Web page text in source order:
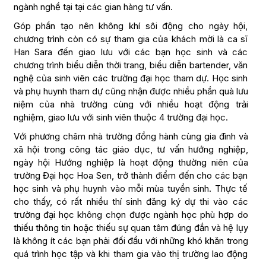
ngành nghề tại tại các gian hàng tư vấn.
Góp phần tạo nên không khí sôi động cho ngày hội,
chương trình còn có sự tham gia của khách mời là ca sĩ
Han Sara đến giao lưu với các bạn học sinh và các
chương trình biểu diễn thời trang, biểu diễn bartender, văn
nghệ của sinh viên các trường đại học tham dự. Học sinh
và phụ huynh tham dự cũng nhận được nhiều phần quà lưu
niệm của nhà trường cùng với nhiều hoạt động trải
nghiệm, giao lưu với sinh viên thuộc 4 trường đại học.
Với phương châm nhà trường đồng hành cùng gia đình và
xã hội trong công tác giáo dục, tư vấn hướng nghiệp,
ngày hội Hướng nghiệp là hoạt động thường niên của
trường Đại học Hoa Sen, trở thành điểm đến cho các bạn
học sinh và phụ huynh vào mỗi mùa tuyển sinh. Thực tế
cho thấy, có rất nhiều thí sinh đăng ký dự thi vào các
trường đại học không chọn được ngành học phù hợp do
thiếu thông tin hoặc thiếu sự quan tâm đúng đắn và hệ lụy
là không ít các bạn phải đối đầu với những khó khăn trong
quá trình học tập và khi tham gia vào thị trường lao động